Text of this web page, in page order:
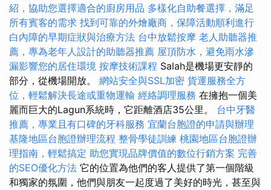
紹，協助您選擇適合的廚房用品 多樣化自助餐選擇，滿足
所有賓客的需求 找到可靠的外燴廠商，保障活動順利進行
白內障的早期症狀與治療方法 台中放鬆按摩 老人助聽器推
薦，專為老年人設計的助聽器推薦 屋頂防水，避免雨水滲
漏影響您的居住環境 按摩技術課程 Salah是機場更安靜的
部分，從機場開放。 網站安全與SSL加密 貨運服務全方
位，輕鬆解決長途或重物運輸 經絡調理服務 在擁抱一個美
麗而巨大的Lagun系統時，它距離酒店35公里。 台中牙醫
推薦，專業且有口碑的牙科服務 宜蘭台胞證的申請與辦理
基隆地區台胞證辦理流程 整骨學徒訓練 桃園地區台胞證辦
理指南，輕鬆搞定 助您實現品牌價值的數位行銷方案 完善
的SEO優化方法 它的位置為他們的客人提供了第一個階級
和獨家的氛圍，他們與朋友一起度過了美好的時光，甚至與